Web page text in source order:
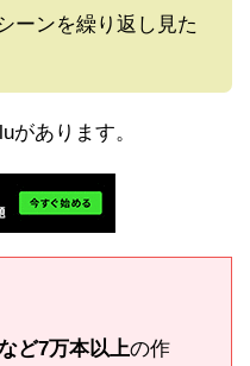
ーンを繰り返し見た
があります。
ど7万本以上の作